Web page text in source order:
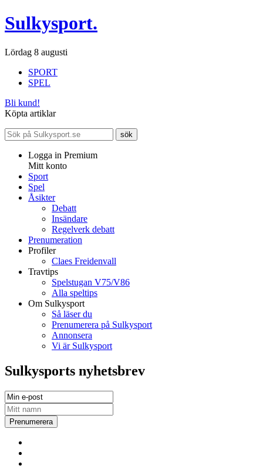
Sulkysport.
Lördag 8 augusti
SPORT
SPEL
Bli kund!
Köpta artiklar
Logga in Premium
Mitt konto
Sport
Spel
Åsikter
Debatt
Insändare
Regelverk debatt
Prenumeration
Profiler
Claes Freidenvall
Travtips
Spelstugan V75/V86
Alla speltips
Om Sulkysport
Så läser du
Prenumerera på Sulkysport
Annonsera
Vi är Sulkysport
Sulkysports nyhetsbrev